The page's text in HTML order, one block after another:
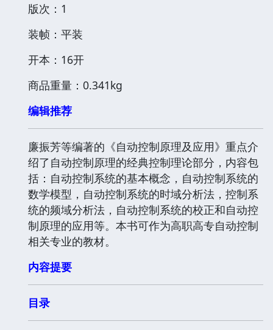
版次：1
装帧：平装
开本：16开
商品重量：0.341kg
编辑推荐
廉振芳等编著的《自动控制原理及应用》重点介
绍了自动控制原理的经典控制理论部分，内容包
括：自动控制系统的基本概念，自动控制系统的
数学模型，自动控制系统的时域分析法，控制系
统的频域分析法，自动控制系统的校正和自动控
制原理的应用等。本书可作为高职高专自动控制
相关专业的教材。
内容提要
目录